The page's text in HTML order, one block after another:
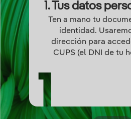
1. Tus datos
Ten a mano tu
identidad.
dirección para
CUPS (el DNI de tu